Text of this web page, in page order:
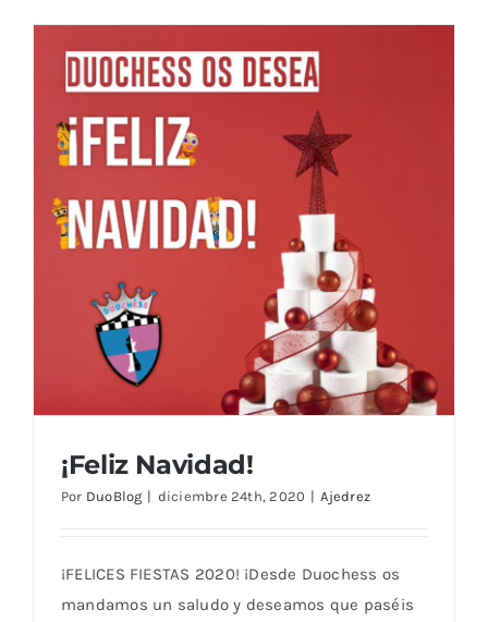
¡Feliz Navidad!
Por DuoBlog | diciembre 24th, 2020 | Ajedrez
¡FELICES FIESTAS 2020! ¡Desde Duochess os
mandamos un saludo y deseamos que paséis